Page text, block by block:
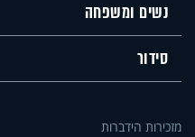
נשים ומשפחה
סידור
מזכירות הידברות